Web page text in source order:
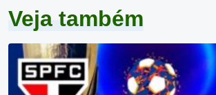
Veja também